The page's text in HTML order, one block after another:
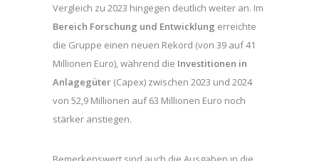
Vergleich zu 2023 hingegen deutlich weiter an. Im
Bereich Forschung und Entwicklung erreichte
die Gruppe einen neuen Rekord (von 39 auf 41
Millionen Euro), während die Investitionen in
Anlagegüter (Capex) zwischen 2023 und 2024
von 52,9 Millionen auf 63 Millionen Euro noch
stärker anstiegen.